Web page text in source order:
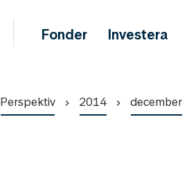
Fonder Investera
Perspektiv 2014 december